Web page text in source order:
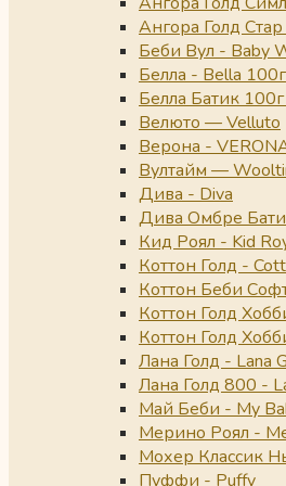
Ангора Голд
Беби Вул - Baby
Белла - Bella 100г
Белла Батик
Велюто — Velluto
Верона -
Вултайм —
Дива - Diva
Дива Омбре
Кид Роял - Kid
Коттон Голд -
Коттон Беби
Коттон Голд
Коттон Голд
Лана Голд - Lana
Лана Голд 800 -
Май Беби - My
Мерино Роял -
Мохер Классик
Пуффи - Puffy